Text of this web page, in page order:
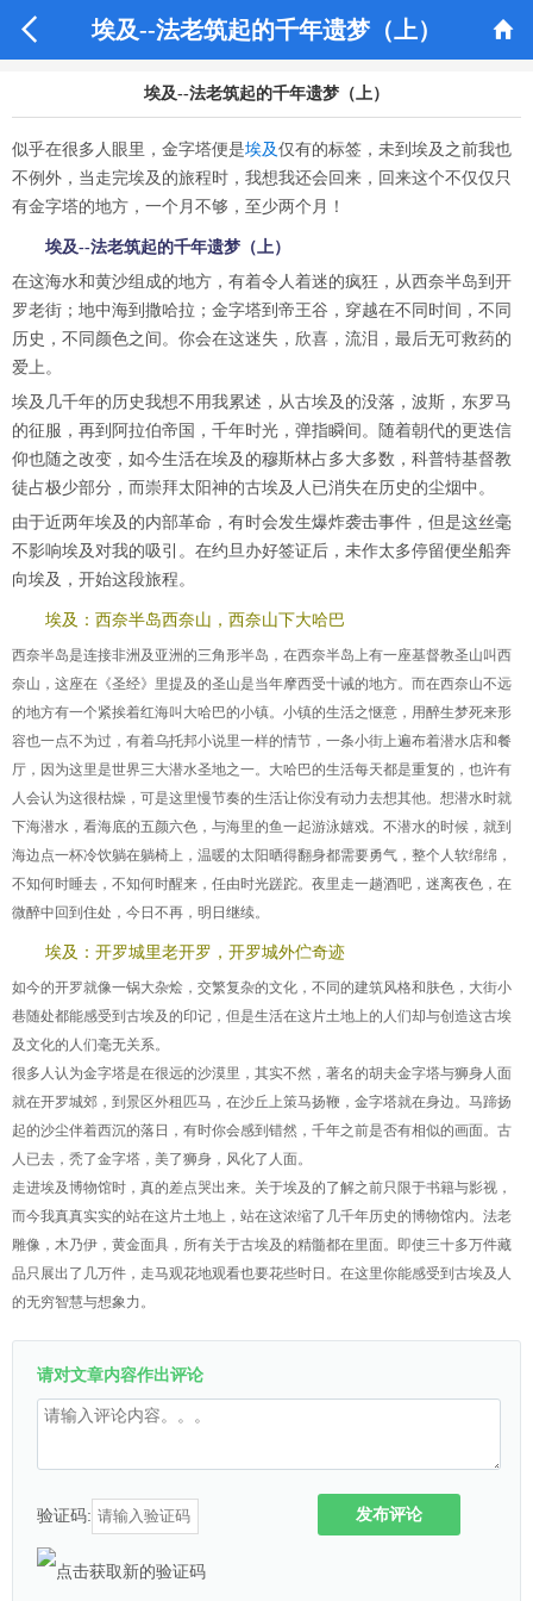
 埃及--法老筑起的千年遗梦（上） 
埃及--法老筑起的千年遗梦（上）
似乎在很多人眼里，金字塔便是埃及仅有的标签，未到埃及之前我也
不例外，当走完埃及的旅程时，我想我还会回来，回来这个不仅仅只
有金字塔的地方，一个月不够，至少两个月！
埃及--法老筑起的千年遗梦（上）
在这海水和黄沙组成的地方，有着令人着迷的疯狂，从西奈半岛到开
罗老街；地中海到撒哈拉；金字塔到帝王谷，穿越在不同时间，不同
历史，不同颜色之间。你会在这迷失，欣喜，流泪，最后无可救药的
爱上。
埃及几千年的历史我想不用我累述，从古埃及的没落，波斯，东罗马
的征服，再到阿拉伯帝国，千年时光，弹指瞬间。随着朝代的更迭信
仰也随之改变，如今生活在埃及的穆斯林占多大多数，科普特基督教
徒占极少部分，而崇拜太阳神的古埃及人已消失在历史的尘烟中。
由于近两年埃及的内部革命，有时会发生爆炸袭击事件，但是这丝毫
不影响埃及对我的吸引。在约旦办好签证后，未作太多停留便坐船奔
向埃及，开始这段旅程。
埃及：西奈半岛西奈山，西奈山下大哈巴
西奈半岛是连接非洲及亚洲的三角形半岛，在西奈半岛上有一座基督教圣山叫西
奈山，这座在《圣经》里提及的圣山是当年摩西受十诫的地方。而在西奈山不远
的地方有一个紧挨着红海叫大哈巴的小镇。小镇的生活之惬意，用醉生梦死来形
容也一点不为过，有着乌托邦小说里一样的情节，一条小街上遍布着潜水店和餐
厅，因为这里是世界三大潜水圣地之一。大哈巴的生活每天都是重复的，也许有
人会认为这很枯燥，可是这里慢节奏的生活让你没有动力去想其他。想潜水时就
下海潜水，看海底的五颜六色，与海里的鱼一起游泳嬉戏。不潜水的时候，就到
海边点一杯冷饮躺在躺椅上，温暖的太阳晒得翻身都需要勇气，整个人软绵绵，
不知何时睡去，不知何时醒来，任由时光蹉跎。夜里走一趟酒吧，迷离夜色，在
微醉中回到住处，今日不再，明日继续。
埃及：开罗城里老开罗，开罗城外伫奇迹
如今的开罗就像一锅大杂烩，交繁复杂的文化，不同的建筑风格和肤色，大街小
巷随处都能感受到古埃及的印记，但是生活在这片土地上的人们却与创造这古埃
及文化的人们毫无关系。
很多人认为金字塔是在很远的沙漠里，其实不然，著名的胡夫金字塔与狮身人面
就在开罗城郊，到景区外租匹马，在沙丘上策马扬鞭，金字塔就在身边。马蹄扬
起的沙尘伴着西沉的落日，有时你会感到错然，千年之前是否有相似的画面。古
人已去，秃了金字塔，美了狮身，风化了人面。
走进埃及博物馆时，真的差点哭出来。关于埃及的了解之前只限于书籍与影视，
而今我真真实实的站在这片土地上，站在这浓缩了几千年历史的博物馆内。法老
雕像，木乃伊，黄金面具，所有关于古埃及的精髓都在里面。即使三十多万件藏
品只展出了几万件，走马观花地观看也要花些时日。在这里你能感受到古埃及人
的无穷智慧与想象力。
请对文章内容作出评论
验证码: 发布评论